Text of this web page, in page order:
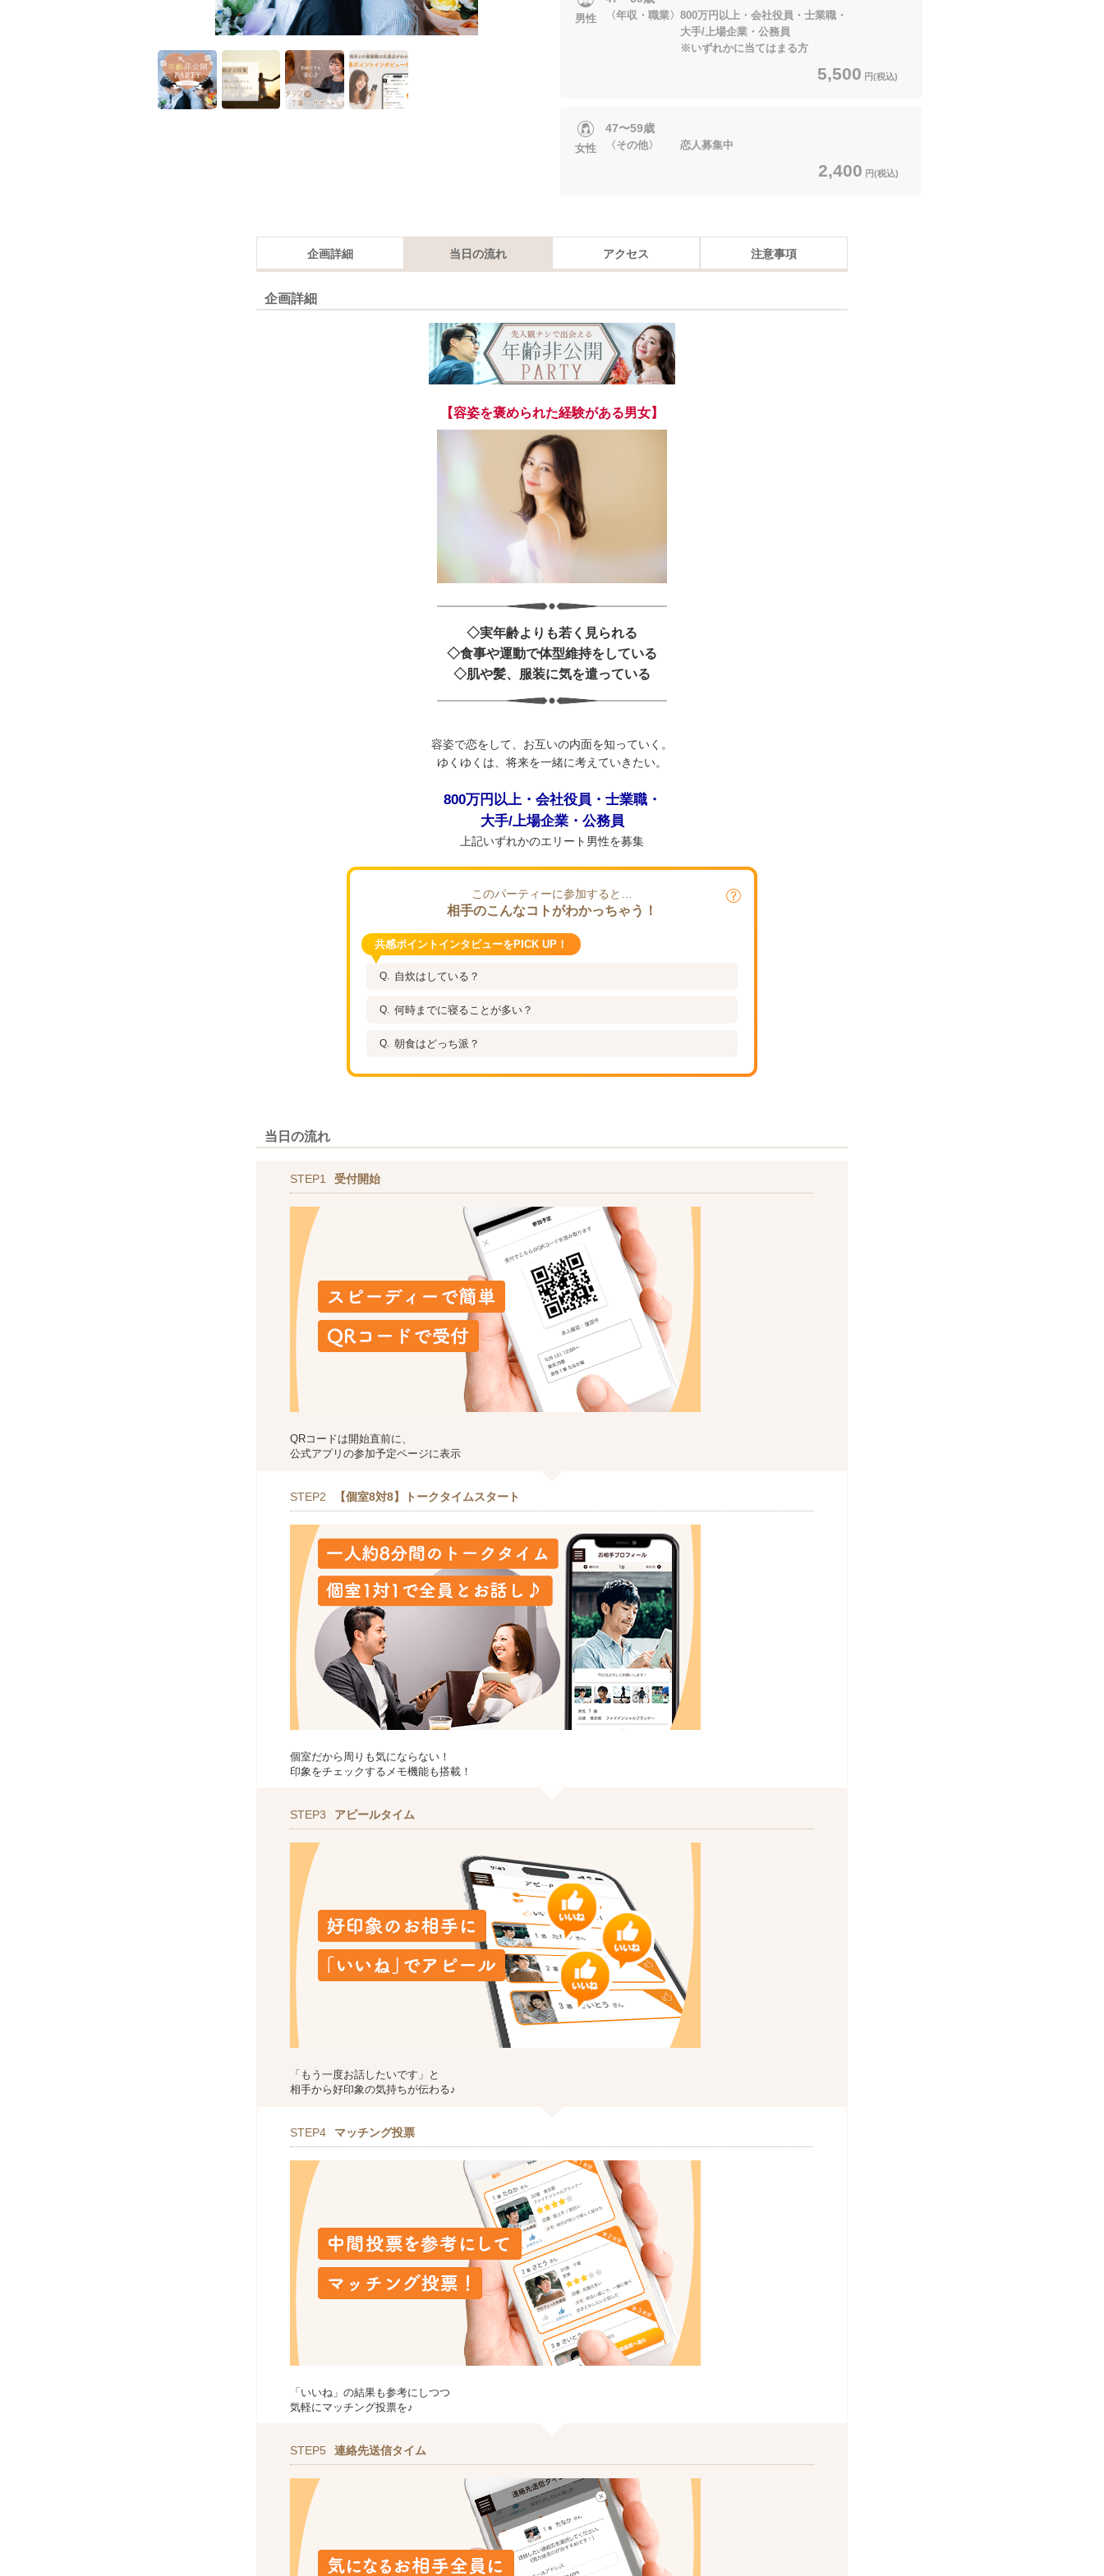
男性
〈年収・職業〉800万円以上・会社役員・士業職・
大手/上場企業・公務員
※いずれかに当てはまる方
5,500 円(税込)
女性
47〜59歳
〈その他〉 恋人募集中
2,400 円(税込)
企画詳細 当日の流れ アクセス 注意事項
企画詳細
【容姿を褒められた経験がある男女】
◇実年齢よりも若く見られる
◇食事や運動で体型維持をしている
◇肌や髪、服装に気を遣っている
容姿で恋をして、お互いの内面を知っていく。
ゆくゆくは、将来を一緒に考えていきたい。
800万円以上・会社役員・士業職・
大手/上場企業・公務員
上記いずれかのエリート男性を募集
このパーティーに参加すると…
相手のこんなコトがわかっちゃう！
共感ポイントインタビューをPICK UP！
自炊はしている？
何時までに寝ることが多い？
朝食はどっち派？
当日の流れ
STEP1 受付開始
QRコードは開始直前に、
公式アプリの参加予定ページに表示
STEP2 【個室8対8】トークタイムスタート
個室だから周りも気にならない！
印象をチェックするメモ機能も搭載！
STEP3 アピールタイム
「もう一度お話したいです」と
相手から好印象の気持ちが伝わる♪
STEP4 マッチング投票
「いいね」の結果も参考にしつつ
気軽にマッチング投票を♪
STEP5 連絡先送信タイム